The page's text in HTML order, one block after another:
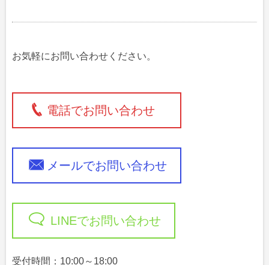
お気軽にお問い合わせください。
電話でお問い合わせ
メールでお問い合わせ
LINEでお問い合わせ
受付時間：10:00～18:00